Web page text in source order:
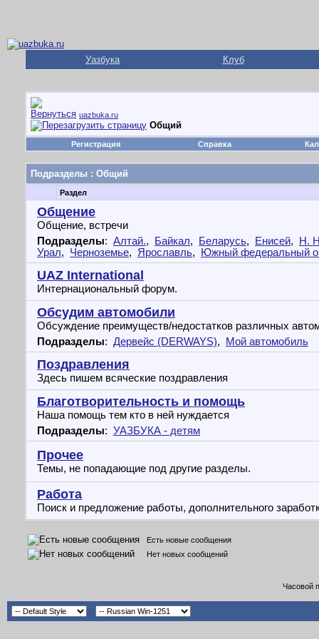
Уазбука Клуб
uazbuka.ru
Общий
Регистрация Справка
Подразделы : Общий
Раздел
Общение
Общение, встречи
Подразделы: Алтай., Байкал, Беларусь, Енисей,
Н.
Урал, Черноземье, Ярославль, Южный федеральный
UAZ International
Интернациональный форум.
Обсудим автомобили
Обсуждение преимуществ/недостатков различных
Подразделы: Дервейс (DERWAYS), Мой автомобиль
Поздравления
Здесь пишем всяческие поздравления
Благотворительность и помощь
Наша помощь тем кто в ней нуждается
Подразделы: УАЗБУКА - детям
Прочее
Темы, не попадающие под другие разделы.
Работа
Поиск и предложение работы, дополнительного
Есть новые сообщения
Нет новых сообщений
Часовой